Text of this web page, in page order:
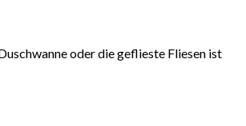
oder die geflieste Fliesen ist